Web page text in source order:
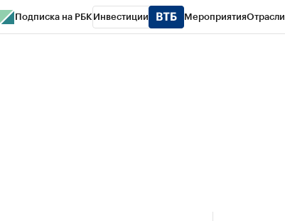
Подписка на РБК Инвестиции МероприятияОтрасли